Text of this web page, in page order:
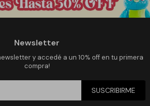
Newsletter
y accedé a un 10% off en tu primera
compra!
SUSCRIBIRME